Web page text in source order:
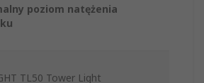
poziom natężenia
TL50 Tower Light